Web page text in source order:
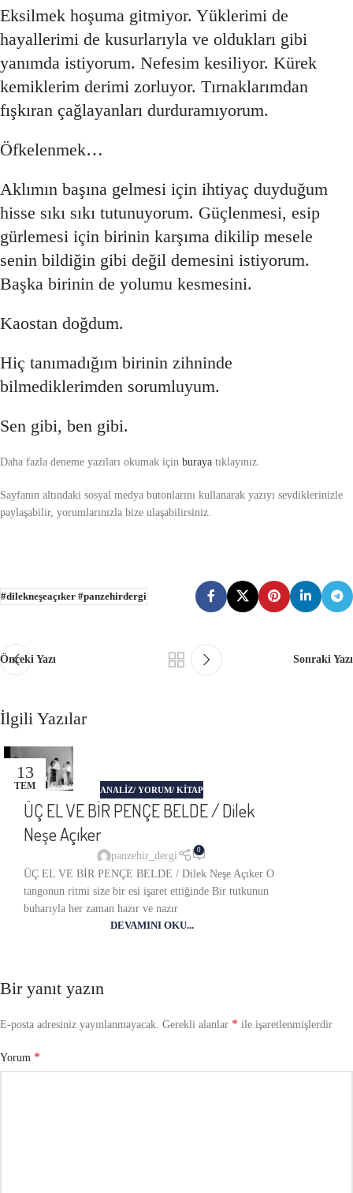
Eksilmek hoşuma gitmiyor. Yüklerimi de
hayallerimi de kusurlarıyla ve oldukları gibi
yanımda istiyorum. Nefesim kesiliyor. Kürek
kemiklerim derimi zorluyor. Tırnaklarımdan
fışkıran çağlayanları durduramıyorum.
Öfkelenmek…
Aklımın başına gelmesi için ihtiyaç duyduğum
hisse sıkı sıkı tutunuyorum. Güçlenmesi, esip
gürlemesi için birinin karşıma dikilip mesele
senin bildiğin gibi değil demesini istiyorum.
Başka birinin de yolumu kesmesini.
Kaostan doğdum.
Hiç tanımadığım birinin zihninde
bilmediklerimden sorumluyum.
Sen gibi, ben gibi.
Daha fazla deneme yazıları okumak için buraya tıklayınız.
Sayfanın altındaki sosyal medya butonlarını kullanarak yazıyı sevdiklerinizle
paylaşabilir, yorumlarınızla bize ulaşabilirsiniz.
#dilekneşeaçıker #panzehirdergi
Önceki Yazı Sonraki Yazı
İlgili Yazılar
13
TEM ANALIZ/ YORUM/ KITAP
ÜÇ EL VE BİR PENÇE BELDE / Dilek
Neşe Açıker
panzehir_dergi 0
ÜÇ EL VE BİR PENÇE BELDE / Dilek Neşe Açıker O
tangonun ritmi size bir esi işaret ettiğinde Bir tutkunun
buharıyla her zaman hazır ve nazır
DEVAMINI OKU...
Bir yanıt yazın
E-posta adresiniz yayınlanmayacak. Gerekli alanlar * ile işaretlenmişlerdir
Yorum *